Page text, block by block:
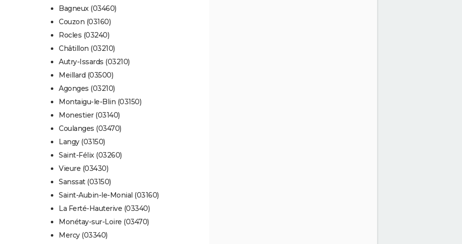
Bagneux (03460)
Couzon (03160)
Rocles (03240)
Châtillon (03210)
Autry-Issards (03210)
Meillard (03500)
Agonges (03210)
Montaigu-le-Blin (03150)
Monestier (03140)
Coulanges (03470)
Langy (03150)
Saint-Félix (03260)
Vieure (03430)
Sanssat (03150)
Saint-Aubin-le-Monial (03160)
La Ferté-Hauterive (03340)
Monétay-sur-Loire (03470)
Mercy (03340)